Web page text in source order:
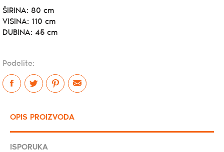
ŠIRINA: 80 cm
VISINA: 110 cm
DUBINA: 45 cm
Podelite:
OPIS PROIZVODA
ISPORUKA